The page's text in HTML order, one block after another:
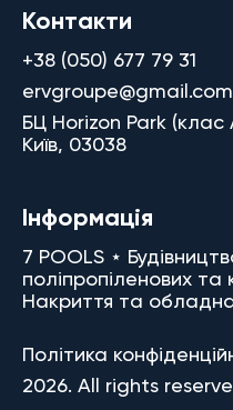
Контакти
+38 (050) 677 79 31
ervgroupe@gmail.com
БЦ Horizon Park (клас
Київ, 03038
Інформація
7 POOLS ⋆
поліпропіленових та
Накриття та
Політика
2026. All rights